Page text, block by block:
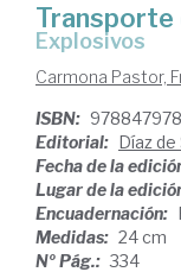
Transporte
explosivos
Carmona Pastor,
ISBN:
Editorial: Díaz
Fecha de la
Lugar de la
Encuadernación:
Medidas: 24 cm
Nº Pág.: 334